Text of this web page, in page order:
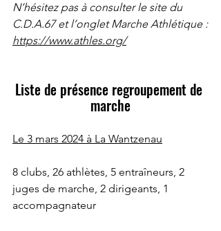
N’hésitez pas à consulter le site du
C.D.A.67 et l’onglet Marche Athlétique :
https://www.athles.org/
Liste de présence regroupement de
marche
Le 3 mars 2024 à La Wantzenau
8 clubs, 26 athlètes, 5 entraîneurs, 2
juges de marche, 2 dirigeants, 1
accompagnateur